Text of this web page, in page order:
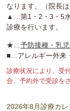
なります。（院長は
▲…第1・2・3・5
診療を行います。
★…予防接種・乳児
■…アレルギー外来
診療状況により、受
合、予約外で受診を
2026年8月診療カレ